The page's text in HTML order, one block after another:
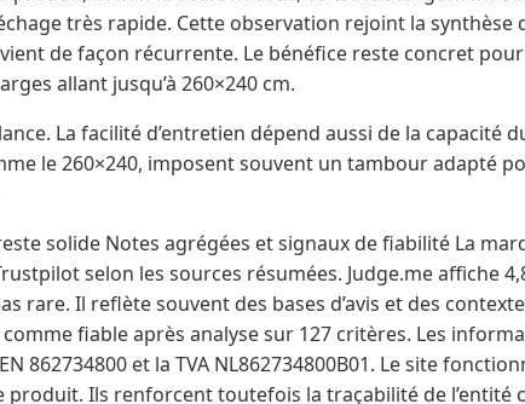
très rapide. Cette observation rejoint la synthèse
de façon récurrente. Le bénéfice reste concret
allant jusqu’à 260×240 cm.
La facilité d’entretien dépend aussi de la capacité
le 260×240, imposent souvent un tambour adapté
solide Notes agrégées et signaux de fiabilité La
selon les sources résumées. Judge.me affiche
rare. Il reflète souvent des bases d’avis et des
fiable après analyse sur 127 critères. Les
862734800 et la TVA NL862734800B01. Le site
produit. Ils renforcent toutefois la traçabilité de l’entité